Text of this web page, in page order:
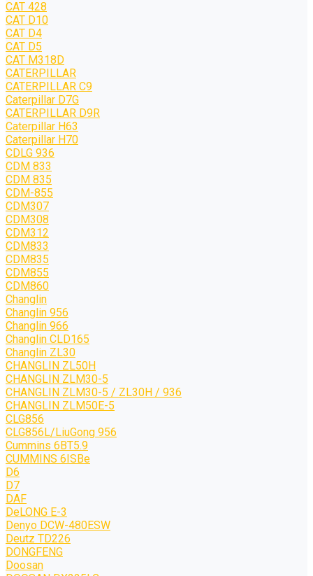
CAT 428
CAT D10
CAT D4
CAT D5
CAT M318D
CATERPILLAR
CATERPILLAR C9
Caterpillar D7G
CATERPILLAR D9R
Caterpillar H63
Caterpillar H70
CDLG 936
CDM 833
CDM 835
CDM-855
CDM307
CDM308
CDM312
CDM833
CDM835
CDM855
CDM860
Changlin
Changlin 956
Changlin 966
Changlin CLD165
Changlin ZL30
CHANGLIN ZL50H
CHANGLIN ZLM30-5
CHANGLIN ZLM30-5 / ZL30H / 936
CHANGLIN ZLM50E-5
CLG856
CLG856L/LiuGong 956
Cummins 6BT5.9
CUMMINS 6ISBe
D6
D7
DAF
DeLONG Е-3
Denyo DCW-480ESW
Deutz TD226
DONGFENG
Doosan